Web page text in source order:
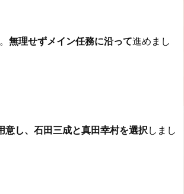
無理せずメイン任務に沿って進めまし
意し、石田三成と真田幸村を選択しまし